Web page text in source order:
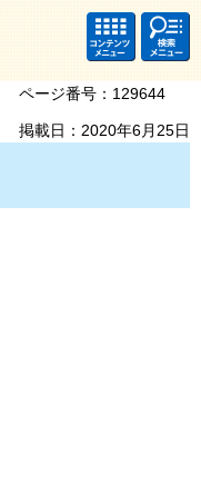
コンテ
ンツメ
ニュー
検索・
共通メ
ニュー
ページ番号：129644
掲載日：2020年6月25日